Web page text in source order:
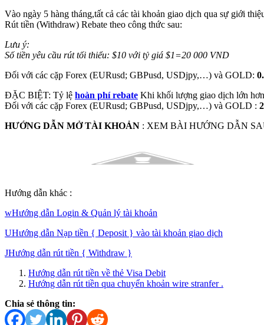
Vào ngày 5 hàng tháng,tất cả các tài khoản giao dịch qua sự giới
Rút tiền (Withdraw) Rebate theo công thức sau:
Lưu ý:
Số tiền yêu cầu rút tối thiểu: $10 với tỷ giá $1=20 000 VND
Đối với các cặp Forex (EURusd; GBPusd, USDjpy,…) và GOLD:
ĐẶC BIỆT: Tỷ lệ hoàn phí rebate Khi khối lượng giao dịch lớn
Đối với các cặp Forex (EURusd; GBPusd, USDjpy,…) và GOLD :
HƯỚNG DẪN MỞ TÀI KHOẢN : XEM BÀI HƯỚNG DẪN
Hướng dẫn khác :
wHướng dẫn Login & Quản lý tài khoản
UHướng dẫn Nạp tiền { Deposit } vào tài khoản giao dịch
JHướng dẫn rút tiền { Withdraw }
Hướng dẫn rút tiền về thẻ Visa Debit
Hướng dẫn rút tiền qua chuyển khoản wire stranfer .
Chia sẻ thông tin: